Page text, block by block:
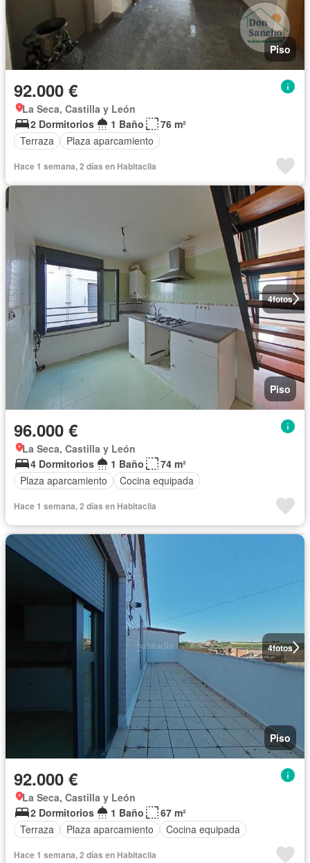
Piso
92.000 €
La Seca, Castilla y León
2 Dormitorios
1 Baño
76 m²
Terraza
Plaza aparcamiento
Hace 1 semana, 2 días en Habitaclia
4fotos
Piso
96.000 €
La Seca, Castilla y León
4 Dormitorios
1 Baño
74 m²
Plaza aparcamiento
Cocina equipada
Hace 1 semana, 2 días en Habitaclia
4fotos
Piso
92.000 €
La Seca, Castilla y León
2 Dormitorios
1 Baño
67 m²
Terraza
Plaza aparcamiento Cocina equipada
Hace 1 semana, 2 días en Habitaclia